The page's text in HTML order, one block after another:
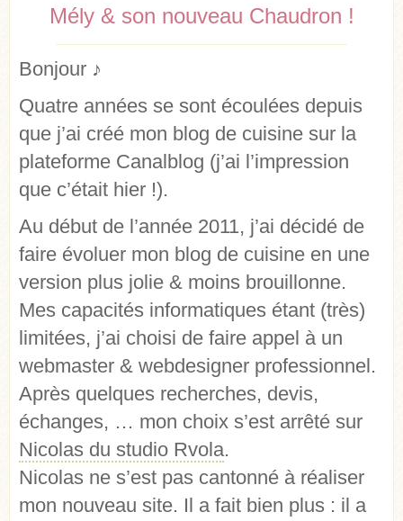
Mély & son nouveau Chaudron !
Bonjour ♪
Quatre années se sont écoulées depuis
que j’ai créé mon blog de cuisine sur la
plateforme Canalblog (j’ai l’impression
que c’était hier !).
Au début de l’année 2011, j’ai décidé de
faire évoluer mon blog de cuisine en une
version plus jolie & moins brouillonne.
Mes capacités informatiques étant (très)
limitées, j’ai choisi de faire appel à un
webmaster & webdesigner professionnel.
Après quelques recherches, devis,
échanges, … mon choix s’est arrêté sur
Nicolas du studio Rvola.
Nicolas ne s’est pas cantonné à réaliser
mon nouveau site. Il a fait bien plus : il a